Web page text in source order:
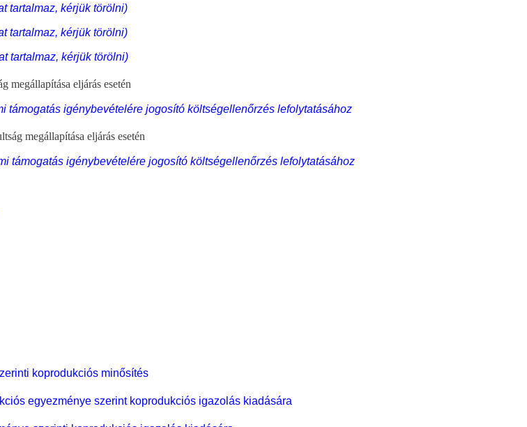
tartalmaz, kérjük törölni)
tartalmaz, kérjük törölni)
tartalmaz, kérjük törölni)
megállapítása eljárás esetén
támogatás igénybevételére jogosító költségellenőrzés lefolytatásához
megállapítása eljárás esetén
támogatás igénybevételére jogosító költségellenőrzés lefolytatásához
koprodukciós minősítés
egyezménye szerint koprodukciós igazolás kiadására